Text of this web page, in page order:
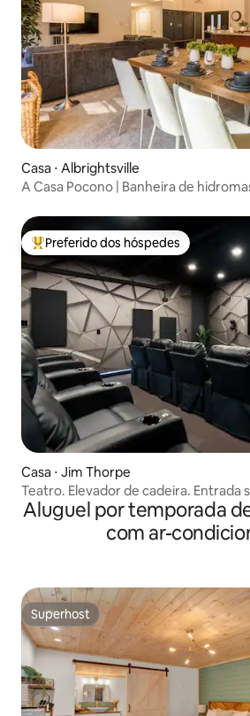
Casa ⋅ Albrightsville
A Casa Pocono | Banheira de
Entre os melhores preferidos dos
Preferido dos hóspedes
Casa ⋅ Jim Thorpe
Teatro. Elevador de cadeira. Entrada
animais de estimação!
Aluguel por temporada
com ar-
Superhost
Superhost